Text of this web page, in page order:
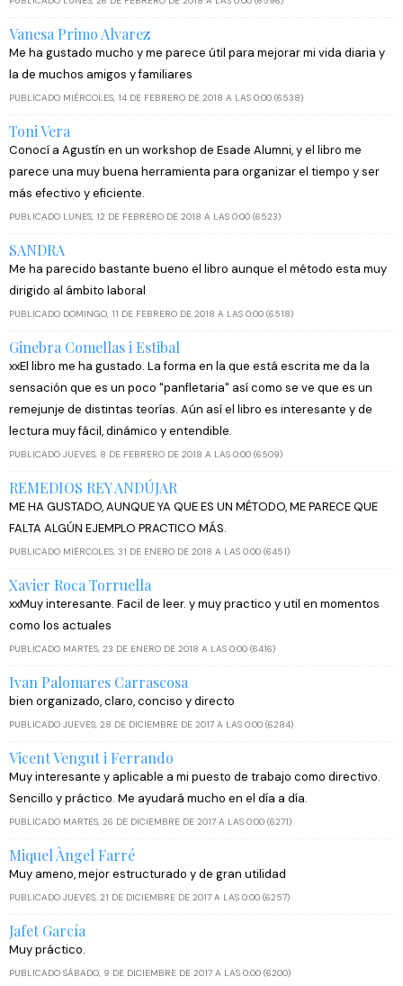
Vanesa Primo Alvarez
Me ha gustado mucho y me parece útil para mejorar mi vida diaria y
la de muchos amigos y familiares
PUBLICADO MIÉRCOLES, 14 DE FEBRERO DE 2018 A LAS 0:00 (6538)
Toni Vera
Conocí a Agustín en un workshop de Esade Alumni, y el libro me
parece una muy buena herramienta para organizar el tiempo y ser
más efectivo y eficiente.
PUBLICADO LUNES, 12 DE FEBRERO DE 2018 A LAS 0:00 (6523)
SANDRA
Me ha parecido bastante bueno el libro aunque el método esta muy
dirigido al ámbito laboral
PUBLICADO DOMINGO, 11 DE FEBRERO DE 2018 A LAS 0:00 (6518)
Ginebra Comellas i Estibal
xxEl libro me ha gustado. La forma en la que está escrita me da la
sensación que es un poco "panfletaria" así como se ve que es un
remejunje de distintas teorías. Aún así el libro es interesante y de
lectura muy fácil, dinámico y entendible.
PUBLICADO JUEVES, 8 DE FEBRERO DE 2018 A LAS 0:00 (6509)
REMEDIOS REY ANDÚJAR
ME HA GUSTADO, AUNQUE YA QUE ES UN MÉTODO, ME PARECE QUE
FALTA ALGÚN EJEMPLO PRACTICO MÁS.
PUBLICADO MIÉRCOLES, 31 DE ENERO DE 2018 A LAS 0:00 (6451)
Xavier Roca Torruella
xxMuy interesante. Facil de leer. y muy practico y util en momentos
como los actuales
PUBLICADO MARTES, 23 DE ENERO DE 2018 A LAS 0:00 (6416)
Ivan Palomares Carrascosa
bien organizado, claro, conciso y directo
PUBLICADO JUEVES, 28 DE DICIEMBRE DE 2017 A LAS 0:00 (6284)
Vicent Vengut i Ferrando
Muy interesante y aplicable a mi puesto de trabajo como directivo.
Sencillo y práctico. Me ayudará mucho en el día a día.
PUBLICADO MARTES, 26 DE DICIEMBRE DE 2017 A LAS 0:00 (6271)
Miquel Àngel Farré
Muy ameno, mejor estructurado y de gran utilidad
PUBLICADO JUEVES, 21 DE DICIEMBRE DE 2017 A LAS 0:00 (6257)
Jafet García
Muy práctico.
PUBLICADO SÁBADO, 9 DE DICIEMBRE DE 2017 A LAS 0:00 (6200)